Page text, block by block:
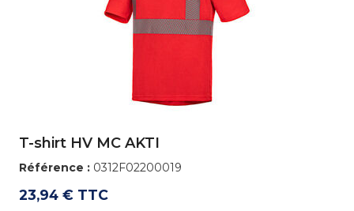
T-shirt HV MC AKTI
Référence :0312F02200019
23,94 € TTC